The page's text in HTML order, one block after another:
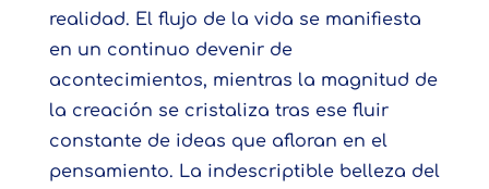
realidad. El flujo de la vida se manifiesta
en un continuo devenir de
acontecimientos, mientras la magnitud de
la creación se cristaliza tras ese fluir
constante de ideas que afloran en el
pensamiento. La indescriptible belleza del